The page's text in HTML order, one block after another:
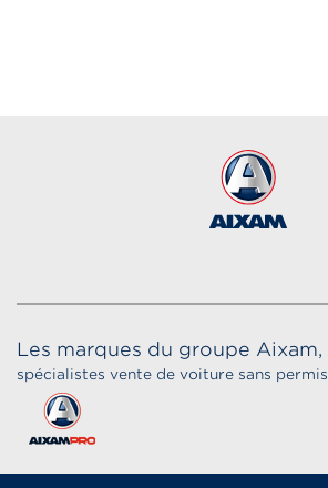
Les marques du groupe Aixam,
spécialistes vente de voiture sans permis